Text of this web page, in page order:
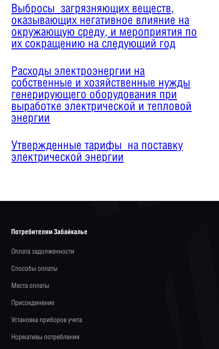
Выбросы загрязняющих веществ,
оказывающих негативное влияние на
окружающую среду, и мероприятия по
их сокращению на следующий год
Расходы электроэнергии на
собственные и хозяйственные нужды
генерирующего оборудования при
выработке электрической и тепловой
энергии
Утвержденные тарифы на поставку
электрической энергии
Потребителям Забайкалье
Оплата задолженности
Способы оплаты
Места оплаты
Присоединение
Установка приборов учета
Нормативы потребления